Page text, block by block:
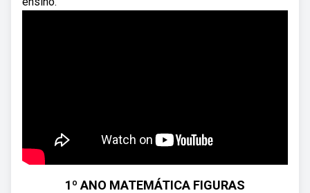
1º ANO MATEMÁTICA FIGURAS